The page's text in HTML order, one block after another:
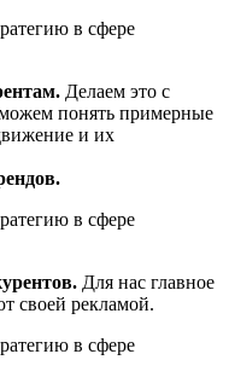
Делаем это с
понять примерные
и их
Для нас главное
своей рекламой.